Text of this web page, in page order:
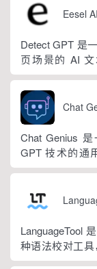
撰写、文稿合...
视频、新媒体
作、多行业策
场景，集成伪
图生文、多语
PPT 大纲生成
人顾问...
Eesel AI
Detect GPT 是
页场景的 AI 文
具，以浏览器
主，核心能力是
网页文字，甄别
大模型产出内容
坦福零样本概
技术，无需针对
新训练，操作
Chat
Chat Genius
GPT 技术的通
应用，依托大
交互，支持自
性化 AI 助理，
询、内容创作
辅助等场景。产
币激励体系，
LanguageTool
种语法校对工具
余种语言与方